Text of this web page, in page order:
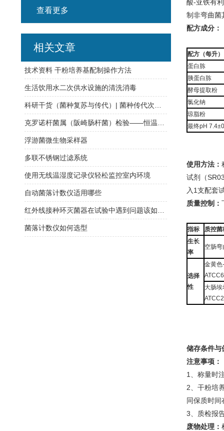
酸-亚铁有
制非弯曲菌
配方成分：
配方（每升）
蛋白胨
胰蛋白胨
酵母提取粉
氯化钠
琼脂粉
最终pH
使用方法：
试剂（
入1支配套
质量控制：
指标
质控
生长
率
空肠
选择
性
金黄色
大肠埃
储存条件与
注意事项：
1、称量时
2、干粉培
同保质时间
3、质检报
废物处理：
查看更多
相关文章
技术资料 干粉培养基配制操作方法
生活饮用水二次供水设施的清洗消毒
浮游菌微生物采样器
多联不锈钢过滤系统
使用无线温湿度记录仪轻松监控室内环境
自动菌落计数仪适用哪些
菌落计数仪如何选型